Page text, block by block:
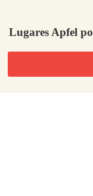
Lugares Apfel